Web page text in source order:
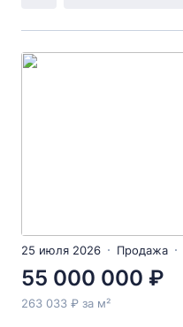
25 июля 2026 Продажа
55 000 000 ₽
263 033 ₽ за м²